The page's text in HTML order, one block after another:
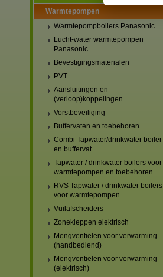
Warmtepompen
Warmtepompboilers Panasonic
Lucht-water warmtepompen
Panasonic
Bevestigingsmaterialen
PVT
Aansluitingen en
(verloop)koppelingen
Vorstbeveiliging
Buffervaten en toebehoren
Combi Tapwater/drinkwater boiler
en buffervat
Tapwater / drinkwater boilers voor
warmtepompen en toebehoren
RVS Tapwater / drinkwater boilers
voor warmtepompen
Vuilafscheiders
Zonekleppen elektrisch
Mengventielen voor verwarming
(handbediend)
Mengventielen voor verwarming
(elektrisch)